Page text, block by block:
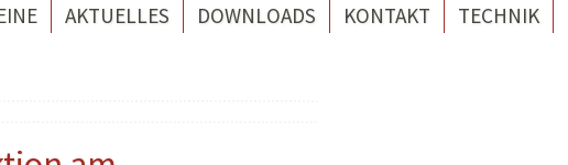
Hohen Neuendorf
AKTUELLES DOWNLOADS KONTAKT TECHNIK